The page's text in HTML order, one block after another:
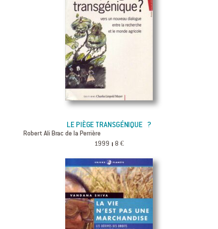
LE PIÈGE TRANSGÉNIQUE ?
Robert Ali Brac de la Perrière
1999 8 €